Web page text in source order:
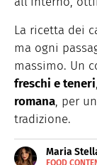
La ricetta dei
ma ogni
massimo. Un
freschi e teneri
romana, per
tradizione.
Maria
FOOD